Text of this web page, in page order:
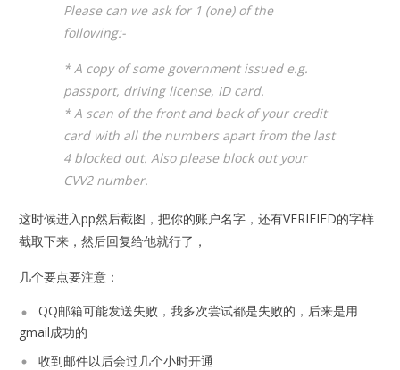
Please can we ask for 1 (one) of the
following:-
* A copy of some government issued e.g.
passport, driving license, ID card.
* A scan of the front and back of your credit
card with all the numbers apart from the last
4 blocked out. Also please block out your
CVV2 number.
这时候进入pp然后截图，把你的账户名字，还有VERIFIED的字样
截取下来，然后回复给他就行了，
几个要点要注意：
QQ邮箱可能发送失败，我多次尝试都是失败的，后来是用
gmail成功的
收到邮件以后会过几个小时开通